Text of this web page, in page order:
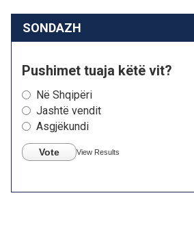
SONDAZH
Pushimet tuaja këtë vit?
Në Shqipëri
Jashtë vendit
Asgjëkundi
Vote View Results